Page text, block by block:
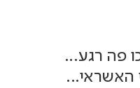
פה רגע...
האשראי...